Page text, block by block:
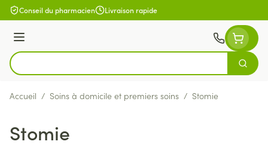
Aller au contenu
Conseil du pharmacien Livraison rapide
Menu
Rechercher
Accueil / Soins à domicile et premiers soins / Stomie
Stomie